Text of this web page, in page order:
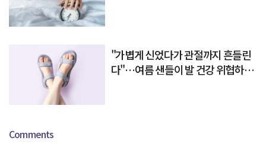
"가볍게 신었다가 관절까지 흔들린
다"…여름 샌들이 발 건강 위협하는
Comments